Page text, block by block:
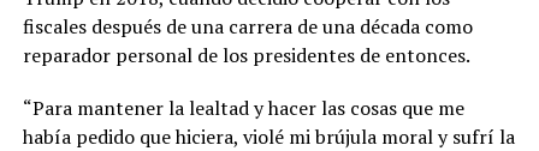
fiscales después de una carrera de una década como
reparador personal de los presidentes de entonces.
“Para mantener la lealtad y hacer las cosas que me
había pedido que hiciera, violé mi brújula moral y sufrí la